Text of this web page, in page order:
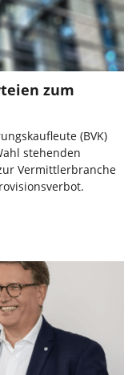
zum
(BVK)
stehenden
Vermittlerbranche